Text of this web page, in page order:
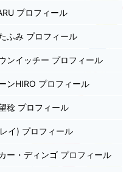
プロフィール
ふみ プロフィール
ンイッチー プロフィール
ンHIRO プロフィール
稔 プロフィール
イ) プロフィール
ー・ディンゴ プロフィール